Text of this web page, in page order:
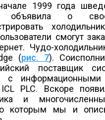
1999 года
объявила о
смогут
Чудо-
(рис. 7).
поставщик
с информационными
PLC. Вскоре
и
которым мы и